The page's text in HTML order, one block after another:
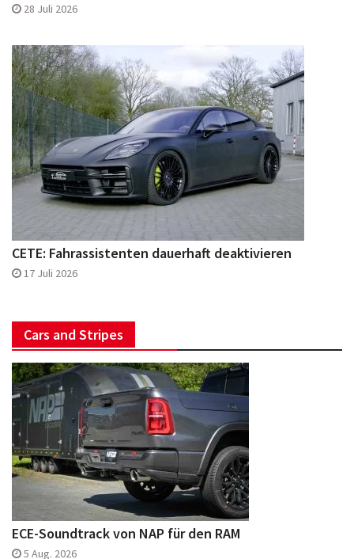
28 Juli 2026
CETE: Fahrassistenten dauerhaft deaktivieren
17 Juli 2026
Cars and Stripes
ECE-Soundtrack von NAP für den RAM
5 Aug. 2026